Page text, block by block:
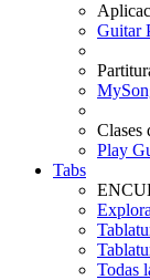
Guitar
Clases
Play
Tabs
Todas